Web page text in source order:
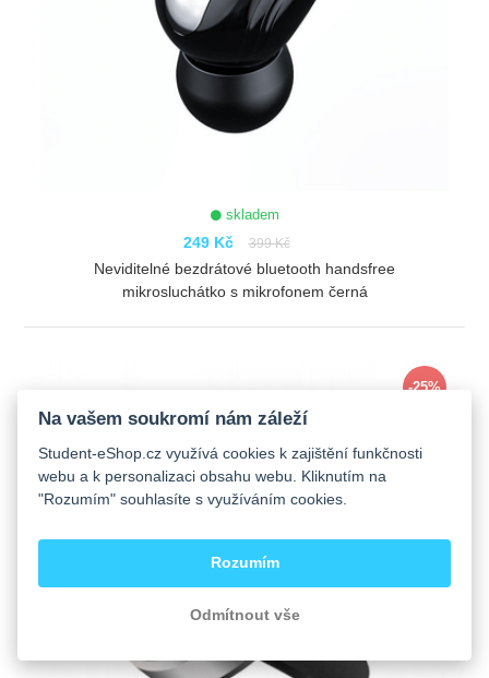
skladem
249 Kč 399 Kč
Neviditelné bezdrátové bluetooth handsfree
mikrosluchátko s mikrofonem černá
-25%
Na vašem soukromí nám záleží
Student-eShop.cz využívá cookies k zajištění funkčnosti
webu a k personalizaci obsahu webu. Kliknutím na
"Rozumím" souhlasíte s využíváním cookies.
Rozumím
Odmítnout vše